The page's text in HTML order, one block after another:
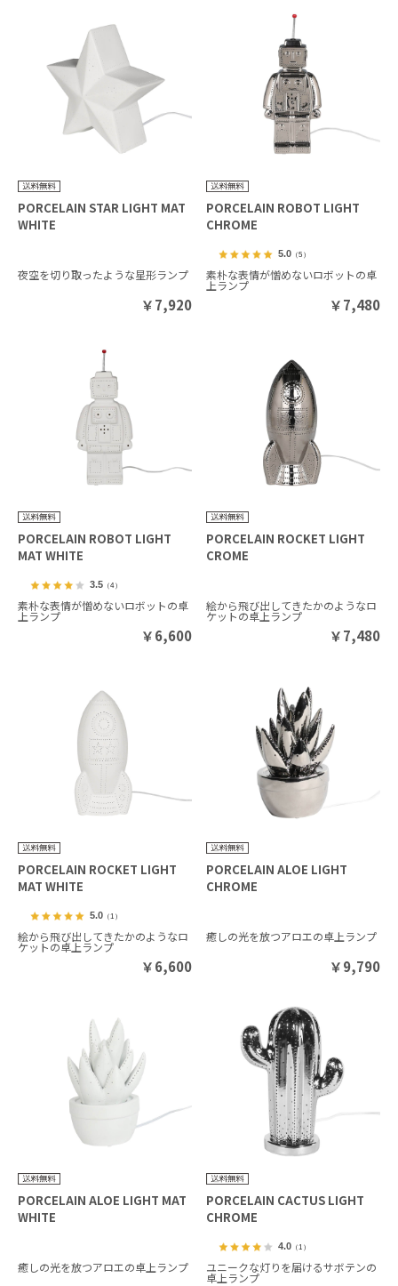
PORCELAIN STAR LIGHT MAT
WHITE
夜空を切り取ったような星形ランプ
￥7,920
PORCELAIN ROBOT LIGHT
CHROME
5.0 （5）
素朴な表情が憎めないロボットの卓
上ランプ
￥7,480
PORCELAIN ROBOT LIGHT
MAT WHITE
3.5（4）
素朴な表情が憎めないロボットの卓
上ランプ
￥6,600
PORCELAIN ROCKET LIGHT
CROME
絵から飛び出してきたかのようなロ
ケットの卓上ランプ
￥7,480
PORCELAIN ROCKET LIGHT
MAT WHITE
5.0（1）
絵から飛び出してきたかのようなロ
ケットの卓上ランプ
￥6,600
PORCELAIN ALOE LIGHT
CHROME
癒しの光を放つアロエの卓上ランプ
￥9,790
PORCELAIN ALOE LIGHT MAT
WHITE
癒しの光を放つアロエの卓上ランプ
PORCELAIN CACTUS LIGHT
CHROME
4.0 （1）
ユニークな灯りを届けるサボテンの
卓上ランプ